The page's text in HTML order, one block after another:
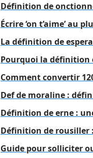
Définition de
Écrire ‘on t’aime’ au
La définition de
Pourquoi la définition
Comment convertir
Def de moraline :
Définition de erne :
Définition de rousiller
Guide pour solliciter